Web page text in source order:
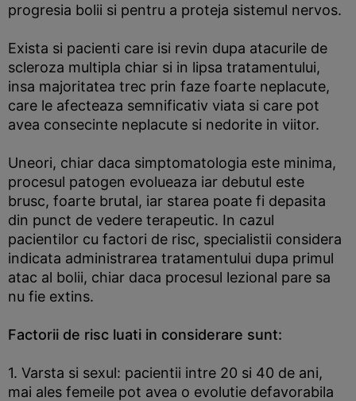
progresia bolii si pentru a proteja sistemul nervos.
Exista si pacienti care isi revin dupa atacurile de
scleroza multipla chiar si in lipsa tratamentului,
insa majoritatea trec prin faze foarte neplacute,
care le afecteaza semnificativ viata si care pot
avea consecinte neplacute si nedorite in viitor.
Uneori, chiar daca simptomatologia este minima,
procesul patogen evolueaza iar debutul este
brusc, foarte brutal, iar starea poate fi depasita
din punct de vedere terapeutic. In cazul
pacientilor cu factori de risc, specialistii considera
indicata administrarea tratamentului dupa primul
atac al bolii, chiar daca procesul lezional pare sa
nu fie extins.
Factorii de risc luati in considerare sunt:
1. Varsta si sexul: pacientii intre 20 si 40 de ani,
mai ales femeile pot avea o evolutie defavorabila